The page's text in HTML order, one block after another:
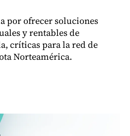
por ofrecer soluciones
y rentables de
críticas para la red de
Norteamérica.